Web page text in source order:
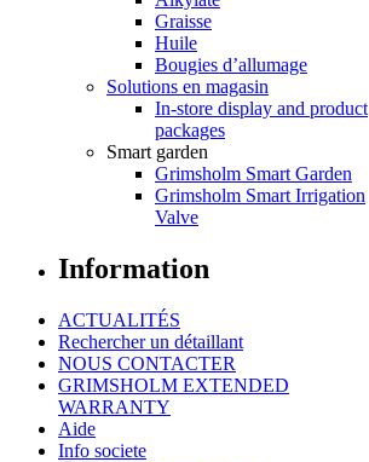
Graisse
Huile
Bougies d’allumage
Solutions en magasin
In-store display and product
packages
Smart garden
Grimsholm Smart Garden
Grimsholm Smart Irrigation
Valve
Information
ACTUALITÉS
Rechercher un détaillant
NOUS CONTACTER
GRIMSHOLM EXTENDED
WARRANTY
Aide
Info societe